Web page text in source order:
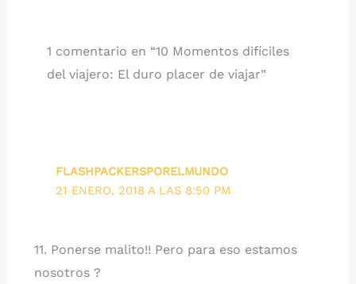
1 comentario en “10 Momentos difíciles
del viajero: El duro placer de viajar”
FLASHPACKERSPORELMUNDO
21 ENERO, 2018 A LAS 8:50 PM
11. Ponerse malito!! Pero para eso estamos
nosotros ?